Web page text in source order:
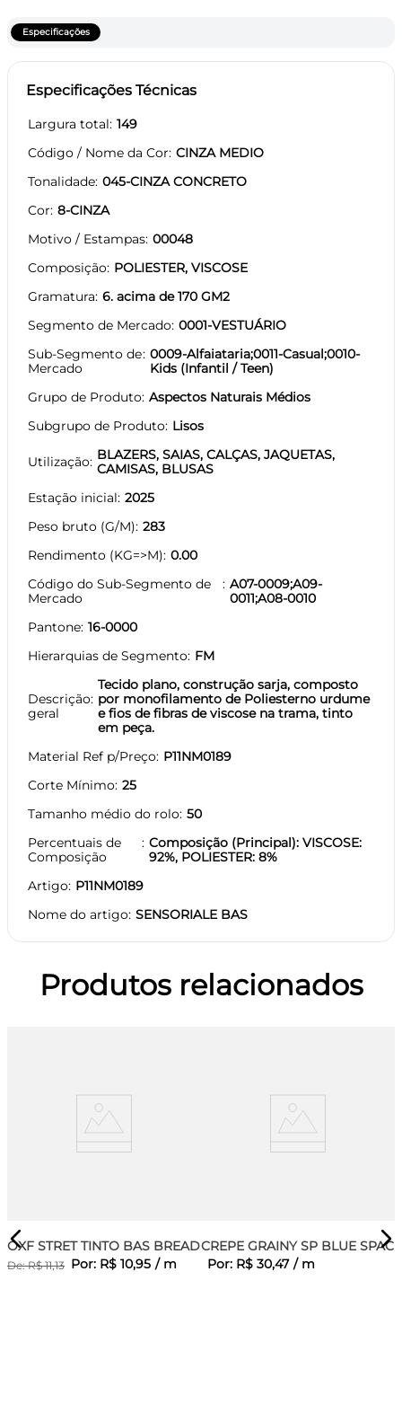
Especificações
Especificações Técnicas
Largura total 149
Código / Nome da Cor CINZA MEDIO
Tonalidade 045-CINZA CONCRETO
Cor 8-CINZA
Motivo / Estampas 00048
Composição POLIESTER, VISCOSE
Gramatura 6. acima de 170 GM2
Segmento de Mercado 0001-VESTUÁRIO
Sub-Segmento de
Mercado
0009-Alfaiataria;0011-Casual;0010-
Kids (Infantil / Teen)
Grupo de Produto Aspectos Naturais Médios
Subgrupo de Produto Lisos
Utilização BLAZERS, SAIAS, CALÇAS, JAQUETAS,
CAMISAS, BLUSAS
Estação inicial 2025
Peso bruto (G/M) 283
Rendimento (KG=>M) 0.00
Código do Sub-Segmento de
Mercado
A07-0009;A09-
0011;A08-0010
Pantone 16-0000
Hierarquias de Segmento FM
Descrição
geral
Tecido plano, construção sarja, composto
por monofilamento de Poliesterno urdume
e fios de fibras de viscose na trama, tinto
em peça.
Material Ref p/Preço P11NM0189
Corte Mínimo 25
Tamanho médio do rolo 50
Percentuais de
Composição
Composição (Principal): VISCOSE:
92%, POLIESTER: 8%
Artigo P11NM0189
Nome do artigo SENSORIALE BAS
Produtos relacionados
OXF STRET TINTO BAS BREAD
De:R$ 11,13 Por: R$ 10,95 / m
CREPE GRAINY SP BLUE SPACE
Por: R$ 30,47 / m